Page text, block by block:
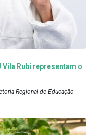
Rubi representam o
Regional de Educação